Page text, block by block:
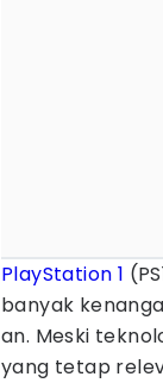
PlayStation 1
banyak
an. Meski
yang tetap